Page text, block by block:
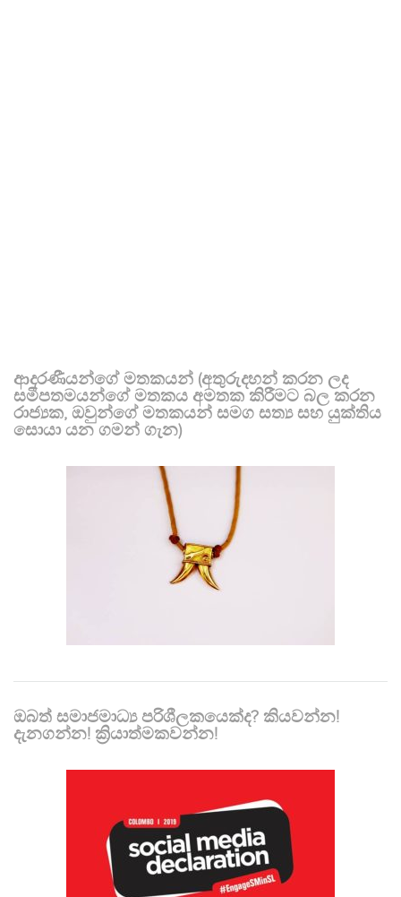
ආදරණීයන්ගේ මතකයන් (අතුරුදහන් කරන ලද
සමීපතමයන්ගේ මතකය අමතක කිරීමට බල කරන
රාජ්‍යක, ඔවුන්ගේ මතකයන් සමග සත්‍ය සහ යුක්තිය
සොයා යන ගමන් ගැන)
ඔබත් සමාජමාධ්‍ය පරිශීලකයෙක්ද? කියවන්න!
දැනගන්න! ක්‍රියාත්මකවන්න!